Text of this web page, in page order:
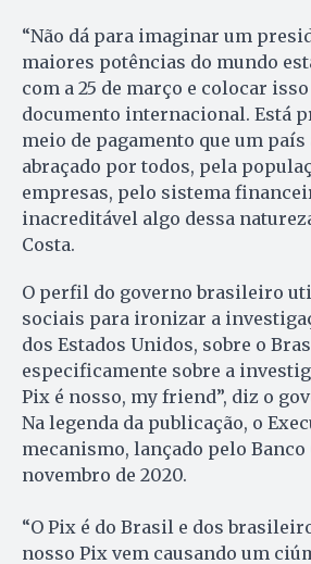
“Não dá para imaginar um
maiores potências do mundo
com a 25 de março e colocar
documento internacional. Está
meio de pagamento que um país
abraçado por todos, pela
empresas, pelo sistema
inacreditável algo dessa
Costa.
O perfil do governo brasileiro
sociais para ironizar a
dos Estados Unidos, sobre o
especificamente sobre a
Pix é nosso, my friend”, diz o
Na legenda da publicação, o
mecanismo, lançado pelo Banco
novembro de 2020.
“O Pix é do Brasil e dos
nosso Pix vem causando um